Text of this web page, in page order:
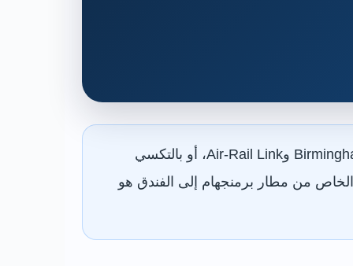
مطار برمنجهام قريب نسبيًا من وسط المدينة، ويمكن الوصول منه بالقطار عبر Birmingham International وAir-Rail Link، أو بالتكسي
من مطار برمنجهام إلى الفندق هو